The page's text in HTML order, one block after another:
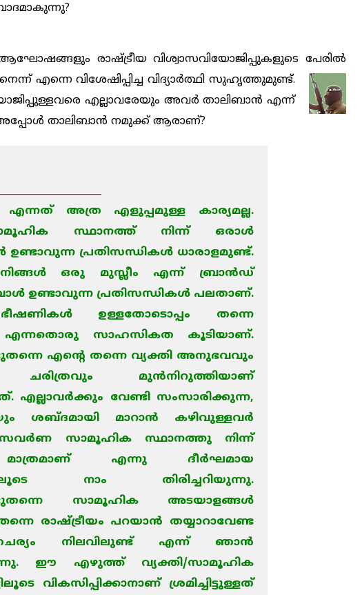
രാഷ്ട്രീയ വിശ്വാസവിയോജിപ്പുകളുടെ പേരില്‍
എന്നെ വിശേഷിപ്പിച്ച വിദ്യാര്‍ത്ഥി സുഹൃത്തുമുണ്ട്.
എല്ലാവരേയും അവര്‍ താലിബാന്‍ എന്ന്
അപ്പോള്‍ താലിബാന്‍ നമുക്ക് ആരാണ്?
അത്ര എളുപ്പമുള്ള കാര്യമല്ല.
സ്ഥാനത്ത് നിന്ന് ഒരാള്‍
പ്രതിസന്ധികള്‍ ധാരാളമുണ്ട്.
ഒരു മുസ്ലീം എന്ന് ബ്രാന്‍ഡ്
ഉണ്ടാവുന്ന പ്രതിസന്ധികള്‍ പലതാണ്.
ഉള്ളതോടൊപ്പം തന്നെ
സാഹസികത കൂടിയാണ്.
എന്റെ തന്നെ വ്യക്തി അനുഭവവും
ചരിത്രവും മുന്‍നിറുത്തിയാണ്
എല്ലാവര്‍ക്കും വേണ്ടി സംസാരിക്കുന്ന,
ശബ്ദമായി മാറാന്‍ കഴിവുള്ളവര്‍
സവര്‍ണ സാമൂഹിക സ്ഥാനത്തു നിന്ന്
എന്നു ദീര്‍ഘമായ
നാം തിരിച്ചറിയുന്നു.
സാമൂഹിക അടയാളങ്ങള്‍
രാഷ്ട്രീയം പറയാന്‍ തയ്യാറാവേണ്ട
നിലവിലുണ്ട് എന്ന് ഞാന്‍
ഈ എഴുത്ത് വ്യക്തി/സാമൂഹിക
വികസിപ്പിക്കാനാണ് ശ്രമിച്ചിട്ടുള്ളത്